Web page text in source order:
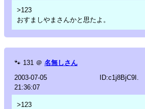
>123
おすましやまさんかと思たよ。
🐾 131 ＠ 名無しさん
2003-07-05
21:36:07
ID:c1j8BjC9I.
>123